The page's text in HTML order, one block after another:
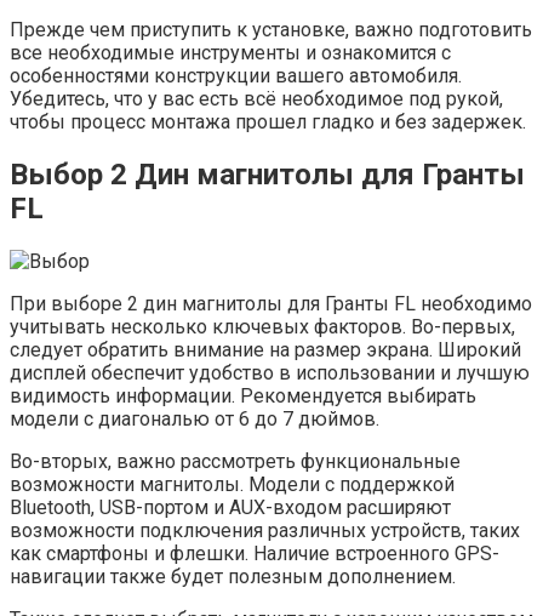
Прежде чем приступить к установке, важно подготовить
все необходимые инструменты и ознакомится с
особенностями конструкции вашего автомобиля.
Убедитесь, что у вас есть всё необходимое под рукой,
чтобы процесс монтажа прошел гладко и без задержек.
Выбор 2 Дин магнитолы для Гранты
FL
При выборе 2 дин магнитолы для Гранты FL необходимо
учитывать несколько ключевых факторов. Во-первых,
следует обратить внимание на размер экрана. Широкий
дисплей обеспечит удобство в использовании и лучшую
видимость информации. Рекомендуется выбирать
модели с диагональю от 6 до 7 дюймов.
Во-вторых, важно рассмотреть функциональные
возможности магнитолы. Модели с поддержкой
Bluetooth, USB-портом и AUX-входом расширяют
возможности подключения различных устройств, таких
как смартфоны и флешки. Наличие встроенного GPS-
навигации также будет полезным дополнением.